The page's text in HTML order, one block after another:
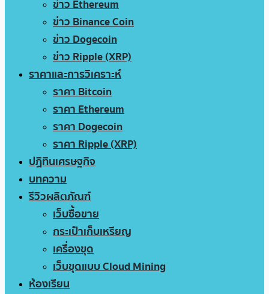
ข่าว Ethereum
ข่าว Binance Coin
ข่าว Dogecoin
ข่าว Ripple (XRP)
ราคาและการวิเคราะห์
ราคา Bitcoin
ราคา Ethereum
ราคา Dogecoin
ราคา Ripple (XRP)
ปฏิทินเศรษฐกิจ
บทความ
รีวิวผลิตภัณฑ์
เว็บซื้อขาย
กระเป๋าเก็บเหรียญ
เครื่องขุด
เว็บขุดแบบ Cloud Mining
ห้องเรียน